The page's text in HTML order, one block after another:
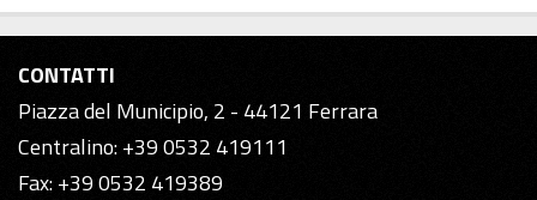
CONTATTI
Piazza del Municipio, 2 - 44121 Ferrara
Centralino: +39 0532 419111
Fax: +39 0532 419389